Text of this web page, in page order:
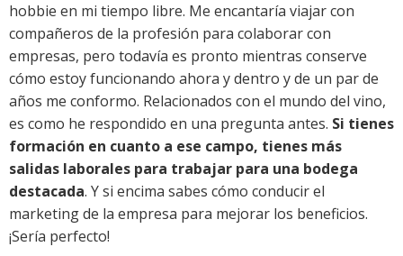
hobbie en mi tiempo libre. Me encantaría viajar con
compañeros de la profesión para colaborar con
empresas, pero todavía es pronto mientras conserve
cómo estoy funcionando ahora y dentro y de un par de
años me conformo. Relacionados con el mundo del vino,
es como he respondido en una pregunta antes. Si tienes
formación en cuanto a ese campo, tienes más
salidas laborales para trabajar para una bodega
destacada. Y si encima sabes cómo conducir el
marketing de la empresa para mejorar los beneficios.
¡Sería perfecto!